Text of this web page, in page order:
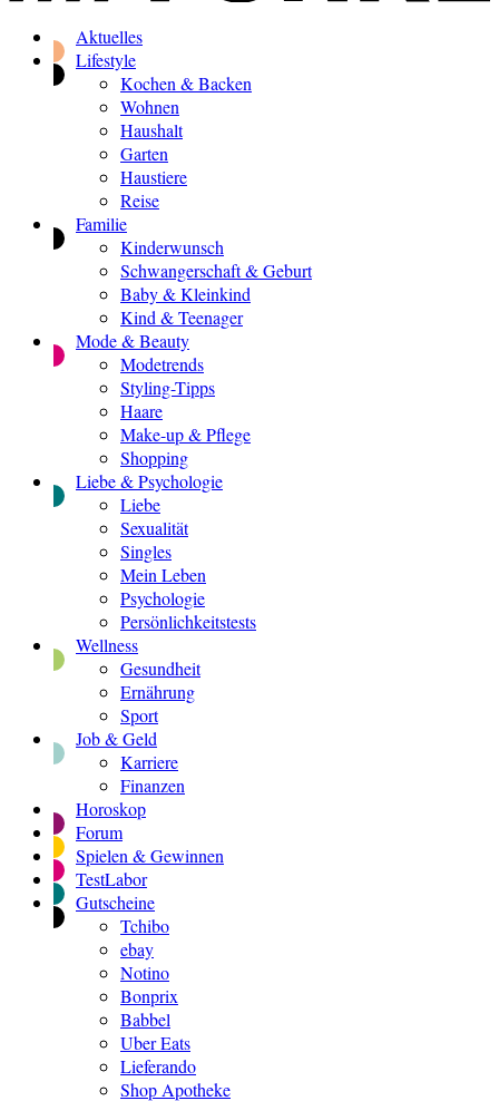
Aktuelles
Lifestyle
Kochen & Backen
Wohnen
Haushalt
Garten
Haustiere
Reise
Familie
Kinderwunsch
Schwangerschaft & Geburt
Baby & Kleinkind
Kind & Teenager
Mode & Beauty
Modetrends
Styling-Tipps
Haare
Make-up & Pflege
Shopping
Liebe & Psychologie
Liebe
Sexualität
Singles
Mein Leben
Psychologie
Persönlichkeitstests
Wellness
Gesundheit
Ernährung
Sport
Job & Geld
Karriere
Finanzen
Horoskop
Forum
Spielen & Gewinnen
TestLabor
Gutscheine
Tchibo
ebay
Notino
Bonprix
Babbel
Uber Eats
Lieferando
Shop Apotheke